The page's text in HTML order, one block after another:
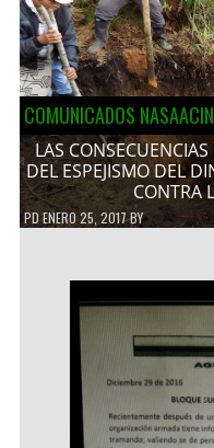
COMUNICADOS NASAACIN
LAS
DEL ESPEJISMO DEL
CONTRA
PDENERO 25, 2017BY